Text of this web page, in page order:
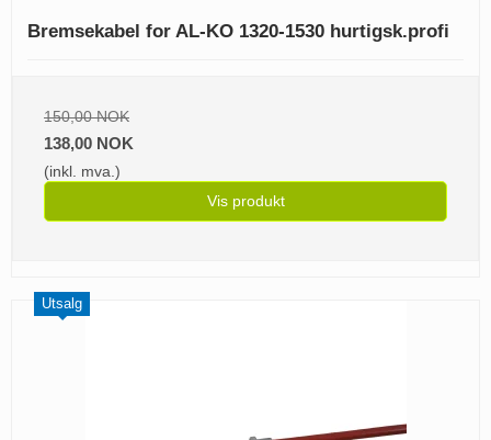
Bremsekabel for AL-KO 1320-1530 hurtigsk.profi
150,00 NOK
138,00 NOK
(inkl. mva.)
Vis produkt
Utsalg